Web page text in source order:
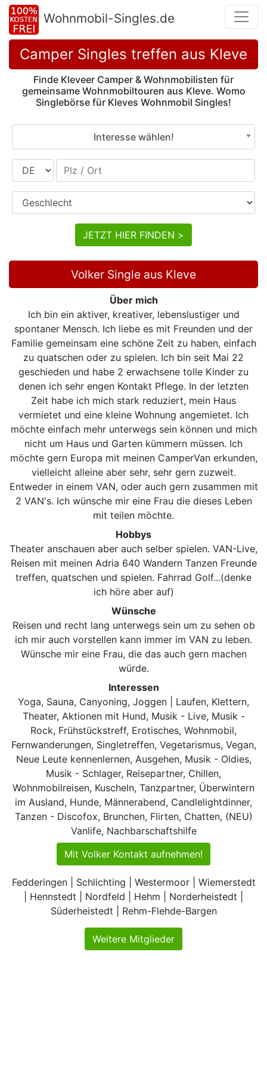
Wohnmobil-Singles.de
Camper Singles treffen aus Kleve
Finde Kleveer Camper & Wohnmobilisten für
gemeinsame Wohnmobiltouren aus Kleve. Womo
Singlebörse für Kleves Wohnmobil Singles!
Interesse wählen!
Land
JETZT HIER FINDEN >
Volker Single aus Kleve
Über mich
Ich bin ein aktiver, kreativer, lebenslustiger und
spontaner Mensch. Ich liebe es mit Freunden und der
Familie gemeinsam eine schöne Zeit zu haben, einfach
zu quatschen oder zu spielen. Ich bin seit Mai 22
geschieden und habe 2 erwachsene tolle Kinder zu
denen ich sehr engen Kontakt Pflege. In der letzten
Zeit habe ich mich stark reduziert, mein Haus
vermietet und eine kleine Wohnung angemietet. Ich
möchte einfach mehr unterwegs sein können und mich
nicht um Haus und Garten kümmern müssen. Ich
möchte gern Europa mit meinen CamperVan erkunden,
vielleicht alleine aber sehr, sehr gern zuzweit.
Entweder in einem VAN, oder auch gern zusammen mit
2 VAN's. Ich wünsche mir eine Frau die dieses Leben
mit teilen möchte.
Hobbys
Theater anschauen aber auch selber spielen. VAN-Live,
Reisen mit meinen Adria 640 Wandern Tanzen Freunde
treffen, quatschen und spielen. Fahrrad Golf...(denke
ich höre aber auf)
Wünsche
Reisen und recht lang unterwegs sein um zu sehen ob
ich mir auch vorstellen kann immer im VAN zu leben.
Wünsche mir eine Frau, die das auch gern machen
würde.
Interessen
Yoga, Sauna, Canyoning, Joggen | Laufen, Klettern,
Theater, Aktionen mit Hund, Musik - Live, Musik -
Rock, Frühstückstreff, Erotisches, Wohnmobil,
Fernwanderungen, Singletreffen, Vegetarismus, Vegan,
Neue Leute kennenlernen, Ausgehen, Musik - Oldies,
Musik - Schlager, Reisepartner, Chillen,
Wohnmobilreisen, Kuscheln, Tanzpartner, Überwintern
im Ausland, Hunde, Männerabend, Candlelightdinner,
Tanzen - Discofox, Brunchen, Flirten, Chatten, (NEU)
Vanlife, Nachbarschaftshilfe
Mit Volker Kontakt aufnehmen!
Fedderingen | Schlichting | Westermoor | Wiemerstedt
| Hennstedt | Nordfeld | Hehm | Norderheistedt |
Süderheistedt | Rehm-Flehde-Bargen
Weitere Mitglieder